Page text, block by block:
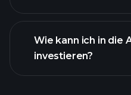
Wie kann ich in die
investieren?